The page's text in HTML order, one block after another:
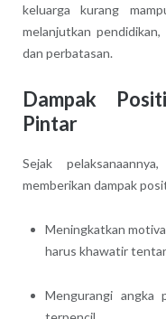
keluarga kurang
melanjutkan
dan perbatasan.
Dampak
Pintar
Sejak
memberikan dampak
Meningkatkan
harus khawatir
Mengurangi angka